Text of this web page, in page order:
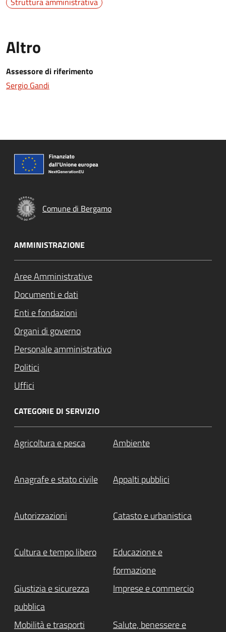
Altro
Assessore di riferimento
Sergio Gandi
Comune di Bergamo
AMMINISTRAZIONE
Aree Amministrative
Documenti e dati
Enti e fondazioni
Organi di governo
Personale amministrativo
Politici
Uffici
CATEGORIE DI SERVIZIO
Agricoltura e pesca Ambiente
Anagrafe e stato civile Appalti pubblici
Autorizzazioni Catasto e urbanistica
Cultura e tempo libero
Educazione e
formazione
Giustizia e sicurezza
pubblica
Imprese e commercio
Mobilità e trasporti
Salute, benessere e